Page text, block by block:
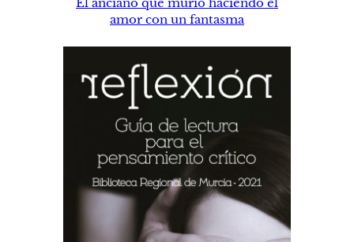
amor con un fantasma